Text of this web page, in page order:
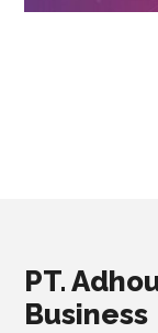
PT.
Business